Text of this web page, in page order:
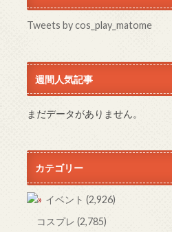
Tweets by cos_play_matome
週間人気記事
まだデータがありません。
カテゴリー
イベント (2,926)
コスプレ (2,785)